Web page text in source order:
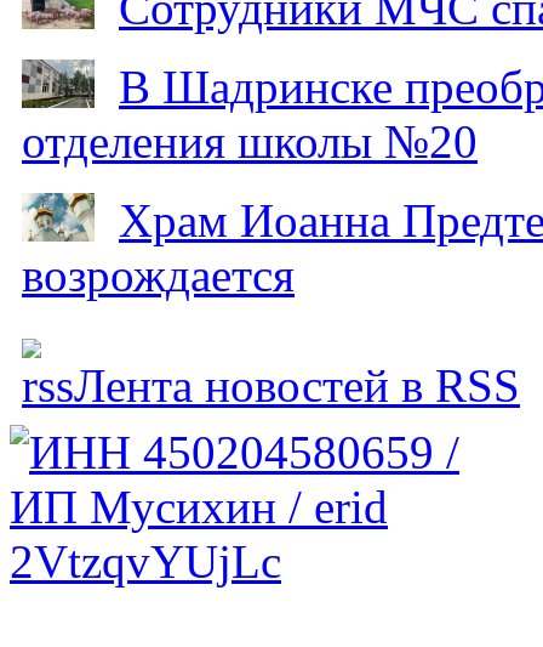
В Шадринске
отделения школы №20
Храм Иоанна
возрождается
Лента новостей в RSS